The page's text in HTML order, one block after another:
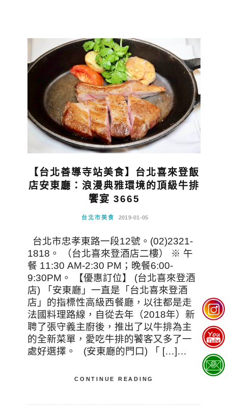
【台北善導寺站美食】台北喜來登飯
店安東廳：浪漫典雅環境的頂級牛排
饗宴 3665
台北市美食 2019-01-05
台北市忠孝東路一段12號。(02)2321-
1818。 （台北喜來登酒店二樓） ※ 午
餐 11:30 AM-2:30 PM；晚餐6:00-
9:30PM。 【優惠訂位】 (台北喜來登酒
店) 「安東廳」一直是「台北喜來登酒
店」的指標性高級西餐廳，以往都是走
法國料理路線，自從去年（2018年）新
聘了張守義主廚後，推出了以牛排為主
的全新菜單，愛吃牛排的饕客又多了一
處好選擇。 (安東廳的門口) 「 […]…
CONTINUE READING